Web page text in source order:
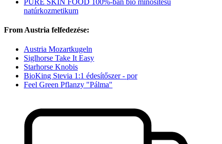
natúrkozmetikum
From Austria felfedezése:
Austria Mozartkugeln
Siglhorse Take It Easy
Starhorse Knobis
BioKing Stevia 1:1 édesítőszer - por
Feel Green Pflanzy "Pálma"